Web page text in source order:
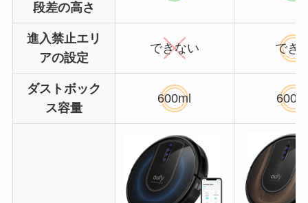
段差の高さ
進入禁止エリ
アの設定
できない でき
ダストボック
ス容量
600ml